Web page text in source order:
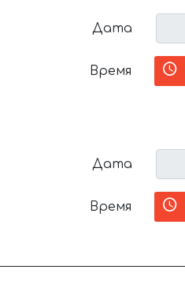
Дата
Время
Дата
Время